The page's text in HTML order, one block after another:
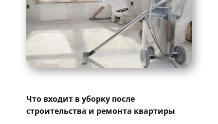
Что входит в ​уборку после
строительства и ремонта квартиры